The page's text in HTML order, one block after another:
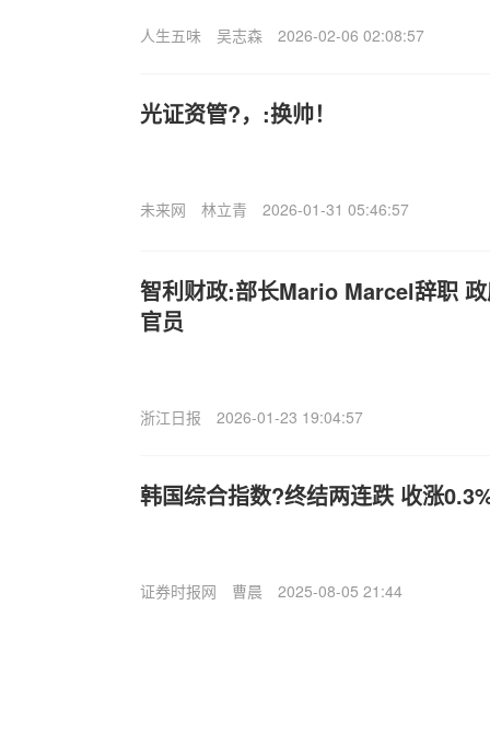
人生五味 吴志森 2026-02-06 02:08:57
光证资管?，:换帅！
未来网 林立青 2026-01-31 05:46:57
智利财政:部长Mario Marcel辞职
官员
浙江日报 2026-01-23 19:04:57
韩国综合指数?终结两连跌 收涨
证券时报网 曹晨 2025-08-05 21:44